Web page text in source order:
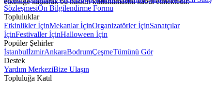
SözleşmesiÖn Bilgilendirme Formu
Topluluklar
Etkinlikler İçinMekanlar İçinOrganizatörler İçinSanatçılar
İçinFestivaller İçinHalloween İçin
Popüler Şehirler
İstanbulİzmirAnkaraBodrumÇeşmeTümünü Gör
Destek
Yardım MerkeziBize Ulaşın
Topluluğa Katıl